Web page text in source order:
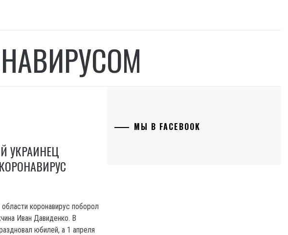
УКРАИНЕЦ
коронавирус поборол
Иван Давиденко. В
юбилей, а 1 апреля
МЫ В FACEBOOK